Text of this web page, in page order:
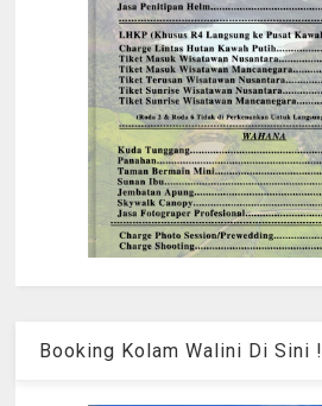
Booking Kolam Walini Di Sini !